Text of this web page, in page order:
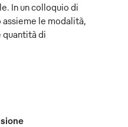
In un colloquio di
le modalità,
quantità di